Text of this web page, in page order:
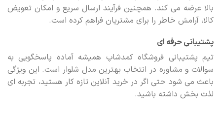
بالا عرضه می کند. همچنین فرآیند ارسال سریع و امکان تعویض
کالا، آرامش خاطر را برای مشتریان فراهم کرده است.
پشتیبانی حرفه ای
تیم پشتیبانی فروشگاه کمدشاپ همیشه آماده پاسخگویی به
سوالات و مشاوره در انتخاب بهترین مدل شلوار است. این ویژگی
باعث می شود حتی اگر در خرید آنلاین تازه کار هستید، تجربه ای
لذت بخش داشته باشید.